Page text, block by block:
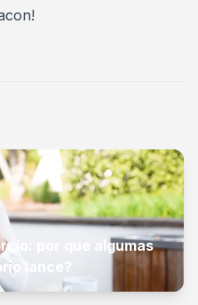
por que algumas
lance?